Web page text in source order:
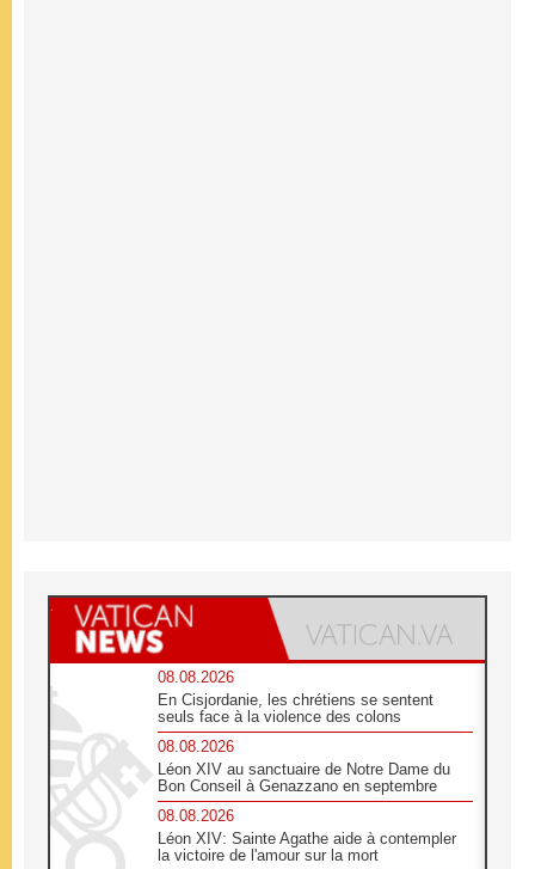
08.08.2026
En Cisjordanie, les chrétiens se sentent
seuls face à la violence des colons
08.08.2026
Léon XIV au sanctuaire de Notre Dame du
Bon Conseil à Genazzano en septembre
08.08.2026
Léon XIV: Sainte Agathe aide à contempler
la victoire de l'amour sur la mort